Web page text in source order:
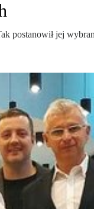
postanowił jej